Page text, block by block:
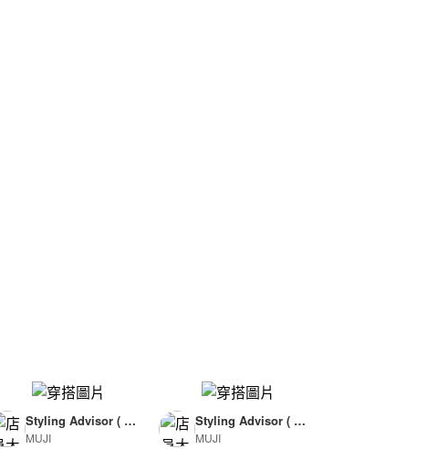
Styling Advisor ( F
or Woman )
MUJI
Styling Advisor ( F
or Man )
MUJI